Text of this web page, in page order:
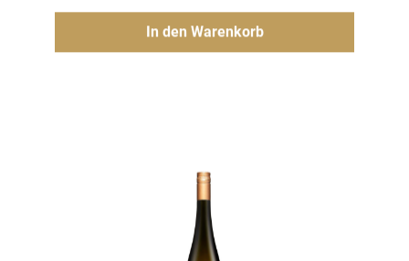
In den Warenkorb
Hinzufügen